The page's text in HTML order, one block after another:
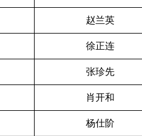
赵兰英
徐正连
张珍先
肖开和
杨仕阶